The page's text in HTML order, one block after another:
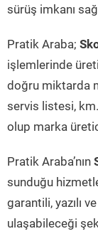
sürüş imkanı
Pratik Araba;
işlemlerinde
doğru miktarda
servis listesi,
olup marka
Pratik Araba’nın
sunduğu
garantili, yazılı
ulaşabileceği